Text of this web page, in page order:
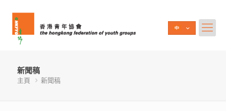
新聞稿
主頁 新聞稿